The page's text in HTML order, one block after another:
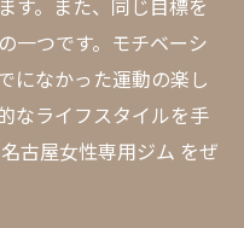
す。また、同じ目標を
一つです。モチベーシ
になかった運動の楽し
なライフスタイルを手
古屋女性専用ジム をぜ